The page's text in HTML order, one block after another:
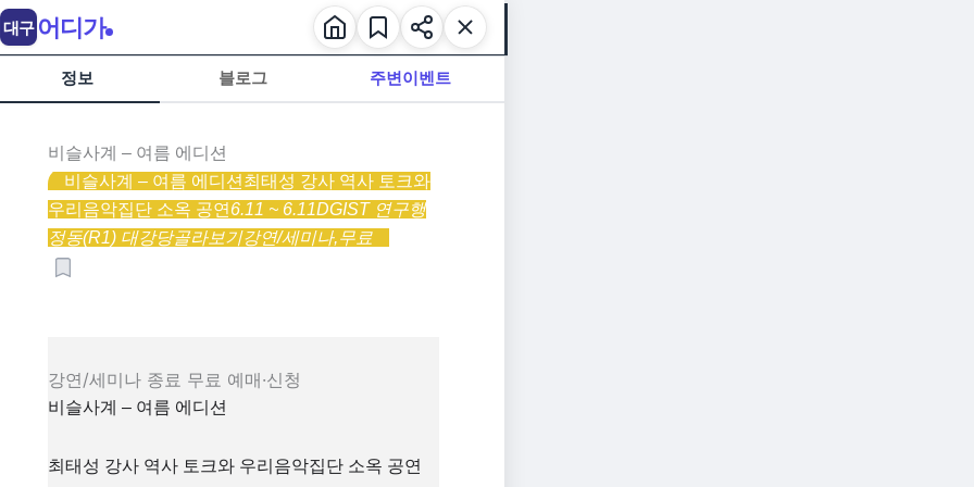
정보 블로그 주변이벤트
비슬사계 – 여름 에디션
비슬사계 – 여름 에디션 최태성 강사 역사 토크와
우리음악집단 소옥 공연 6.11 ~ 6.11DGIST 연구행
정동(R1) 대강당골라보기강연/세미나,무료
강연/세미나 종료 무료 예매·신청
비슬사계 – 여름 에디션
최태성 강사 역사 토크와 우리음악집단 소옥 공연
대구 어디가